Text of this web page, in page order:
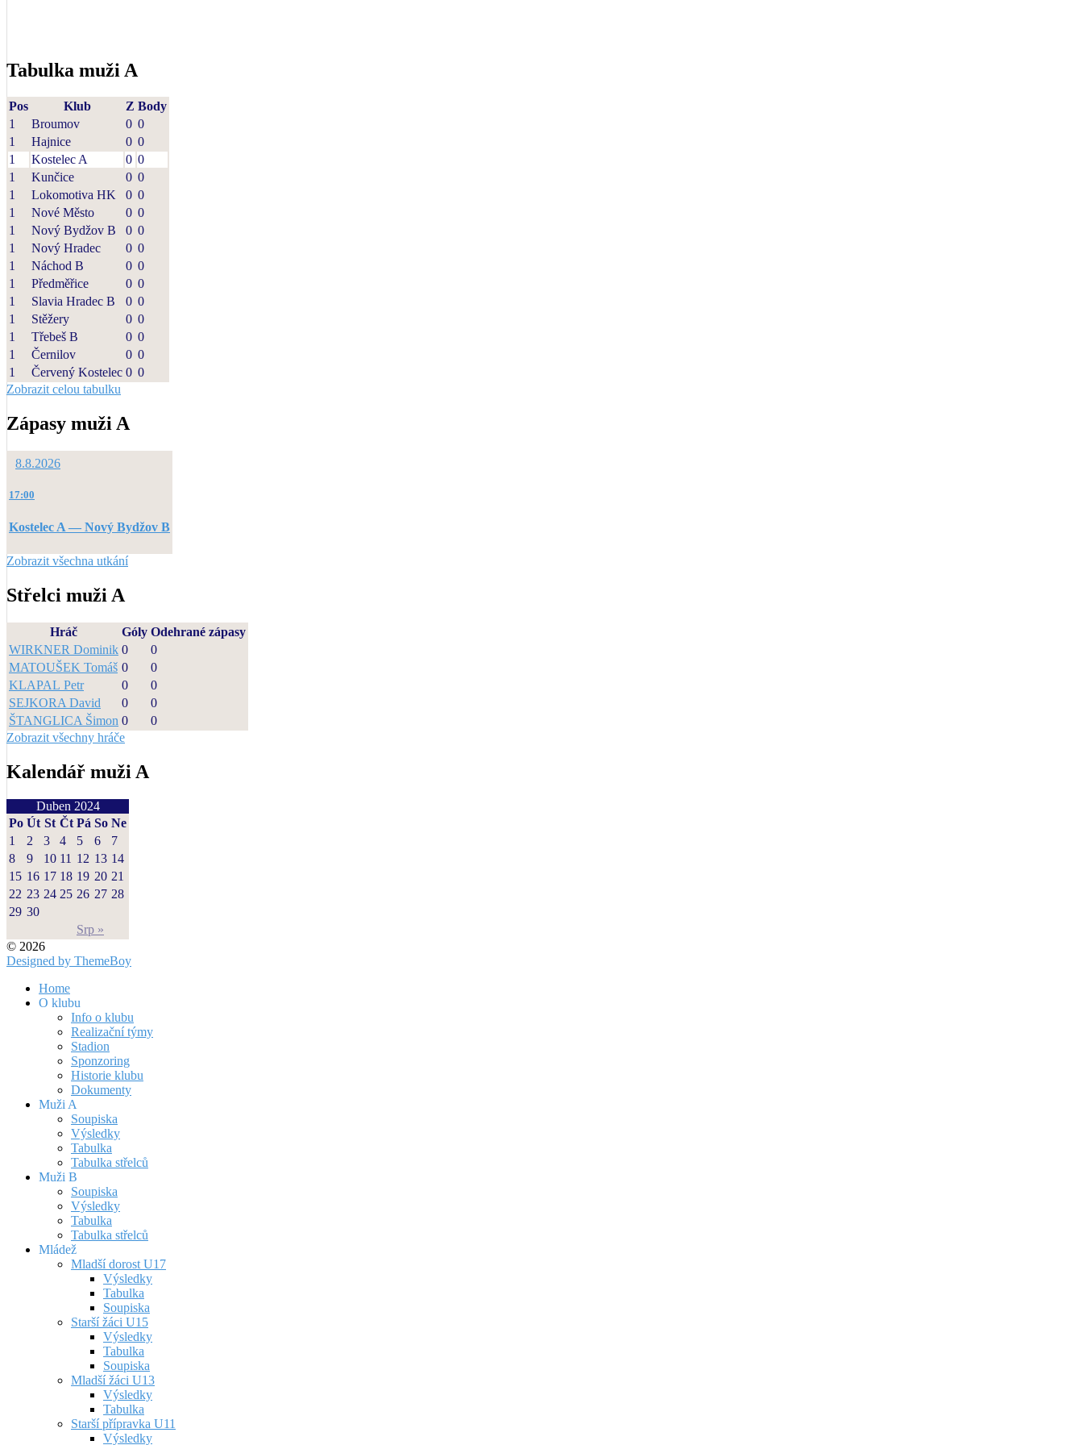
Tabulka muži A
Pos Klub Z Body
1
Broumov 0 0
1
Hajnice 0 0
1
Kostelec A 0 0
1
Kunčice 0 0
1
Lokomotiva HK 0 0
1
Nové Město 0 0
1
Nový Bydžov B 0 0
1
Nový Hradec 0 0
1
Náchod B 0 0
1
Předměřice 0 0
1
Slavia Hradec B 0 0
1
Stěžery 0 0
1
Třebeš B 0 0
1
Černilov 0 0
1
Červený Kostelec 0 0
Zobrazit celou tabulku
Zápasy muži A
8.8.2026
17:00
Kostelec A — Nový Bydžov B
Zobrazit všechna utkání
Střelci muži A
Hráč Góly Odehrané zápasy
WIRKNER Dominik 0
0
MATOUŠEK Tomáš 0
0
KLAPAL Petr
0
0
SEJKORA David
0
0
ŠTANGLICA Šimon 0
0
Zobrazit všechny hráče
Kalendář muži A
Duben 2024
Po Út St Čt Pá So Ne
Srp »
1 2 3 4 5 6
7
8
9 10 11 12 13 14
15 16 17 18 19 20 21
22 23 24 25 26 27 28
29 30
© 2026
Designed by ThemeBoy
Home
O klubu
Info o klubu
Realizační týmy
Stadion
Sponzoring
Historie klubu
Dokumenty
Muži A
Soupiska
Výsledky
Tabulka
Tabulka střelců
Muži B
Soupiska
Výsledky
Tabulka
Tabulka střelců
Mládež
Mladší dorost U17
Výsledky
Tabulka
Soupiska
Starší žáci U15
Výsledky
Tabulka
Soupiska
Mladší žáci U13
Výsledky
Tabulka
Starší přípravka U11
Výsledky